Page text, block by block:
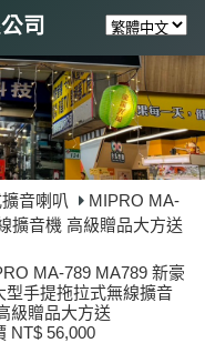
司
音喇叭
MIPRO MA-
擴音機 高級贈品大方送
MA-789 MA789 新豪
型手提拖拉式無線擴音
級贈品大方送
NT$ 56,000